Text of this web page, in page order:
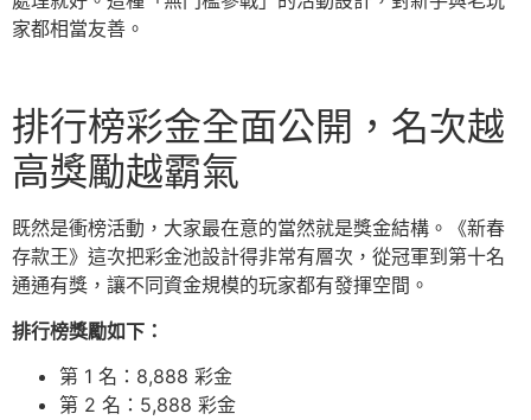
家都相當友善。
排行榜彩金全面公開，名次越
高獎勵越霸氣
既然是衝榜活動，大家最在意的當然就是獎金結構。《新春
存款王》這次把彩金池設計得非常有層次，從冠軍到第十名
通通有獎，讓不同資金規模的玩家都有發揮空間。
排行榜獎勵如下：
第 1 名：8,888 彩金
第 2 名：5,888 彩金